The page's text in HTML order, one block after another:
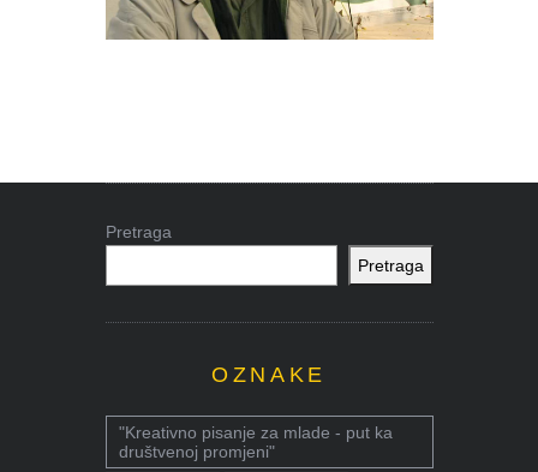
Pretraga
Pretraga
OZNAKE
"Kreativno pisanje za mlade - put ka
društvenoj promjeni"